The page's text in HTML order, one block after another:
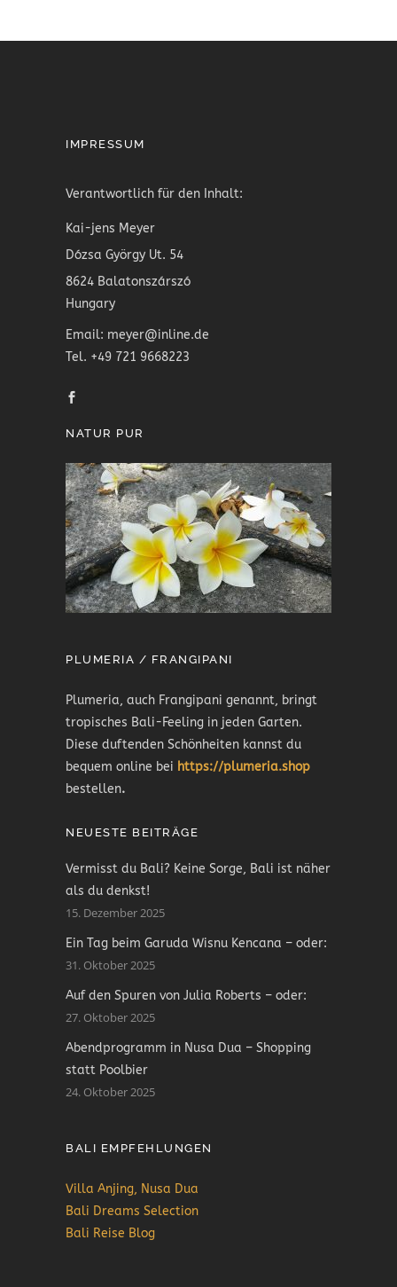
IMPRESSUM
Verantwortlich für den Inhalt:
Kai-jens Meyer
Dózsa György Ut. 54
8624 Balatonszárszó
Hungary
Email: meyer@inline.de
Tel. +49 721 9668223
NATUR PUR
PLUMERIA / FRANGIPANI
Plumeria, auch Frangipani genannt, bringt
tropisches Bali-Feeling in jeden Garten.
Diese duftenden Schönheiten kannst du
bequem online bei https://plumeria.shop
bestellen.
NEUESTE BEITRÄGE
Vermisst du Bali? Keine Sorge, Bali ist näher
als du denkst!
15. Dezember 2025
Ein Tag beim Garuda Wisnu Kencana – oder:
31. Oktober 2025
Auf den Spuren von Julia Roberts – oder:
27. Oktober 2025
Abendprogramm in Nusa Dua – Shopping
statt Poolbier
24. Oktober 2025
BALI EMPFEHLUNGEN
Villa Anjing, Nusa Dua
Bali Dreams Selection
Bali Reise Blog